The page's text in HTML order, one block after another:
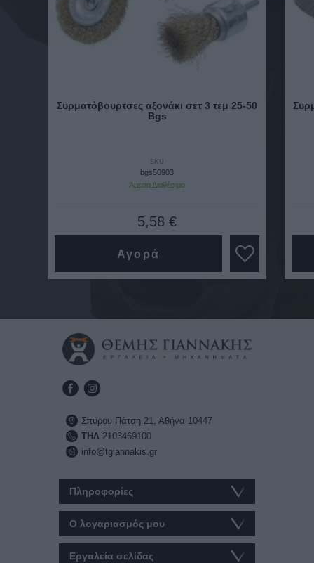
Συρματόβουρτσες αξονάκι σετ 3 τεμ 25-50
Bgs
SKU
bgs50903
Άμεσα Διαθέσιμο
5,58 €
Αγορά
Πληροφορίες
Ο λογαριασμός μου
Εργαλεία σελίδας
Σπύρου Πάτση 21, Αθήνα 10447
ΤΗΛ2103469100
info@tgiannakis.gr